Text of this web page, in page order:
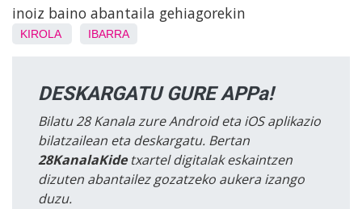
inoiz baino abantaila gehiagorekin
KIROLA IBARRA
DESKARGATU GURE APPa!
Bilatu 28 Kanala zure Android eta iOS aplikazio
bilatzailean eta deskargatu. Bertan
28KanalaKidetxartel digitalak eskaintzen
dizuten abantailez gozatzeko aukera izango
duzu.